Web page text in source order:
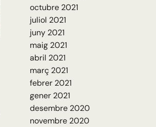
octubre 2021
juliol 2021
juny 2021
maig 2021
abril 2021
març 2021
febrer 2021
gener 2021
desembre 2020
novembre 2020